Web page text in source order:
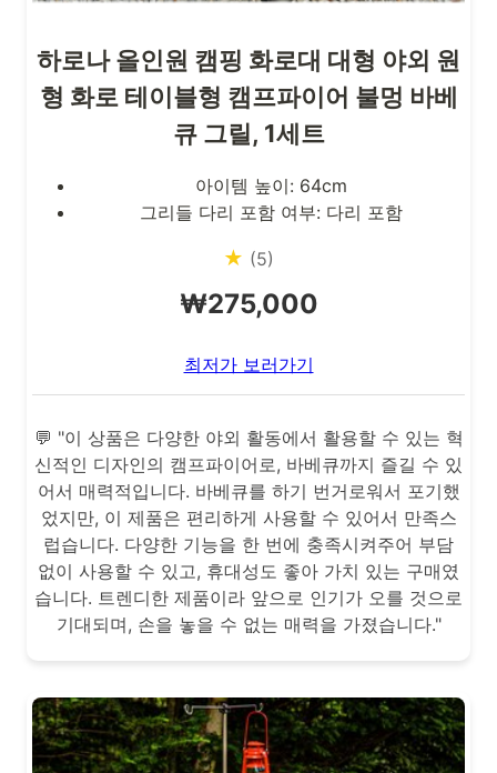
하로나 올인원 캠핑 화로대 대형 야외 원
형 화로 테이블형 캠프파이어 불멍 바베
큐 그릴, 1세트
아이템 높이: 64cm
그리들 다리 포함 여부: 다리 포함
★ (5)
₩275,000
최저가 보러가기
💬 "이 상품은 다양한 야외 활동에서 활용할 수 있는 혁
신적인 디자인의 캠프파이어로, 바베큐까지 즐길 수 있
어서 매력적입니다. 바베큐를 하기 번거로워서 포기했
었지만, 이 제품은 편리하게 사용할 수 있어서 만족스
럽습니다. 다양한 기능을 한 번에 충족시켜주어 부담
없이 사용할 수 있고, 휴대성도 좋아 가치 있는 구매였
습니다. 트렌디한 제품이라 앞으로 인기가 오를 것으로
기대되며, 손을 놓을 수 없는 매력을 가졌습니다."